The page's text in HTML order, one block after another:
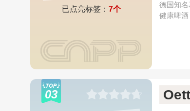
已点亮标签： 7个
德国知
健康啤酒
03